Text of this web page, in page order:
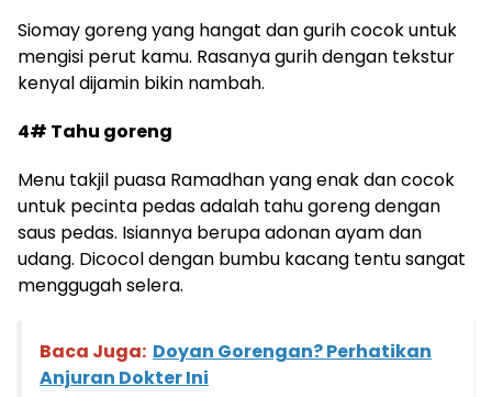
Siomay goreng yang hangat dan gurih cocok untuk
mengisi perut kamu. Rasanya gurih dengan tekstur
kenyal dijamin bikin nambah.
4# Tahu goreng
Menu takjil puasa Ramadhan yang enak dan cocok
untuk pecinta pedas adalah tahu goreng dengan
saus pedas. Isiannya berupa adonan ayam dan
udang. Dicocol dengan bumbu kacang tentu sangat
menggugah selera.
Baca Juga: Doyan Gorengan? Perhatikan
Anjuran Dokter Ini